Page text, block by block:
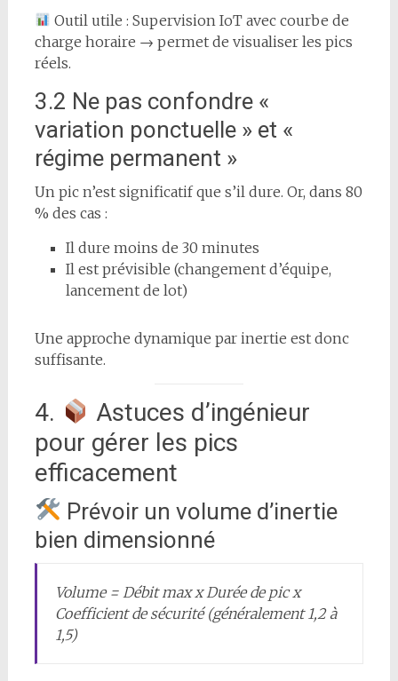
Outil utile : Supervision IoT avec courbe de
charge horaire → permet de visualiser les pics
réels.
3.2 Ne pas confondre «
variation ponctuelle » et «
régime permanent »
Un pic n’est significatif que s’il dure. Or, dans 80
% des cas :
Il dure moins de 30 minutes
Il est prévisible (changement d’équipe,
lancement de lot)
Une approche dynamique par inertie est donc
suffisante.
4.
Astuces d’ingénieur
pour gérer les pics
efficacement
Prévoir un volume d’inertie
bien dimensionné
Volume = Débit max x Durée de pic x
Coefficient de sécurité (généralement 1,2 à
1,5)